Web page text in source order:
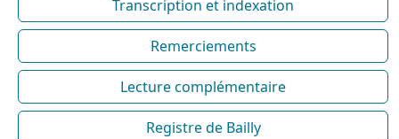
Transcription et indexation
Remerciements
Lecture complémentaire
Registre de Bailly